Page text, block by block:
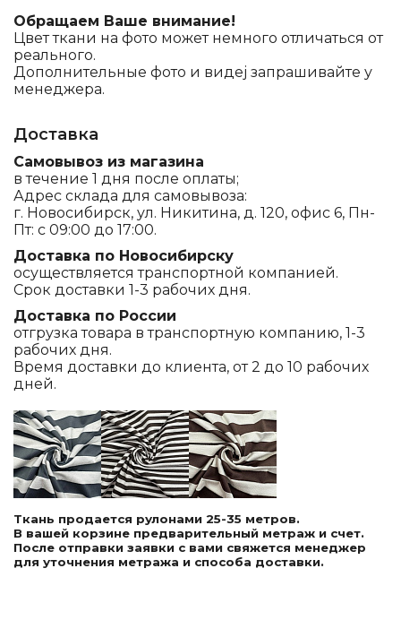
Обращаем Ваше внимание!
Цвет ткани на фото может немного отличаться от
реального.
Дополнительные фото и видеj запрашивайте у
менеджера.
Доставка
Самовывоз из магазина
в течение 1 дня после оплаты;
Адрес склада для самовывоза:
г. Новосибирск, ул. Никитина, д. 120, офис 6, Пн-
Пт: с 09:00 до 17:00.
Доставка по Новосибирску
осуществляется транспортной компанией.
Срок доставки 1-3 рабочих дня.
Доставка по России
отгрузка товара в транспортную компанию, 1-3
рабочих дня.
Время доставки до клиента, от 2 до 10 рабочих
дней.
Ткань продается рулонами 25-35 метров.
В вашей корзине предварительный метраж и счет.
После отправки заявки с вами свяжется менеджер
для уточнения метража и способа доставки.